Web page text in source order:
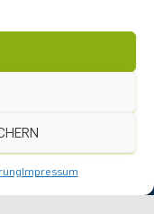
Impressum